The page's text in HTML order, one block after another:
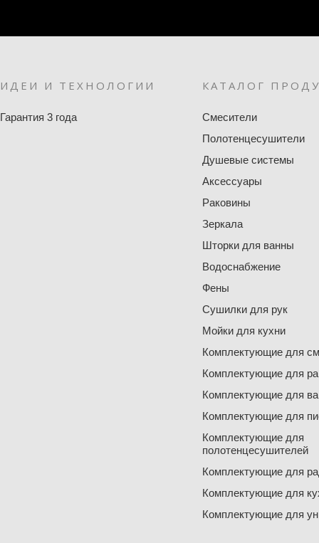
ИДЕИ И ТЕХНОЛОГИИ
Гарантия 3 года
КАТАЛОГ
Смесители
Полотенцесушители
Душевые системы
Аксессуары
Раковины
Зеркала
Шторки для ванны
Водоснабжение
Фены
Сушилки для рук
Мойки для кухни
Комплектующие для
Комплектующие для
Комплектующие для
Комплектующие для
Комплектующие для
полотенцесушителей
Комплектующие для
Комплектующие для
Комплектующие для